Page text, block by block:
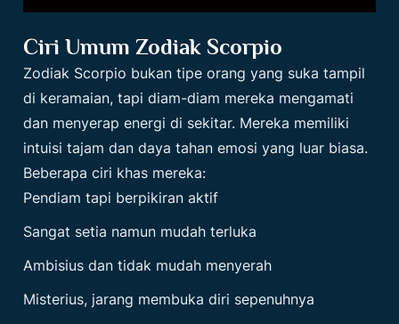
Ciri Umum Zodiak Scorpio
Zodiak Scorpio bukan tipe orang yang suka tampil
di keramaian, tapi diam-diam mereka mengamati
dan menyerap energi di sekitar. Mereka memiliki
intuisi tajam dan daya tahan emosi yang luar biasa.
Beberapa ciri khas mereka:
Pendiam tapi berpikiran aktif
Sangat setia namun mudah terluka
Ambisius dan tidak mudah menyerah
Misterius, jarang membuka diri sepenuhnya